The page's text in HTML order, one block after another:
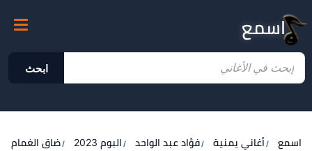
اسمع
ابحث
اسمع أغاني يمنية فؤاد عبد الواحد البوم 2023 ضاق الغمام